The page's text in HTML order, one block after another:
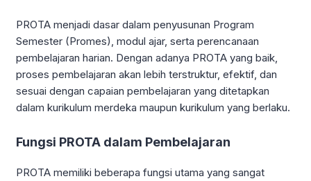
PROTA menjadi dasar dalam penyusunan Program
Semester (Promes), modul ajar, serta perencanaan
pembelajaran harian. Dengan adanya PROTA yang baik,
proses pembelajaran akan lebih terstruktur, efektif, dan
sesuai dengan capaian pembelajaran yang ditetapkan
dalam kurikulum merdeka maupun kurikulum yang berlaku.
Fungsi PROTA dalam Pembelajaran
PROTA memiliki beberapa fungsi utama yang sangat